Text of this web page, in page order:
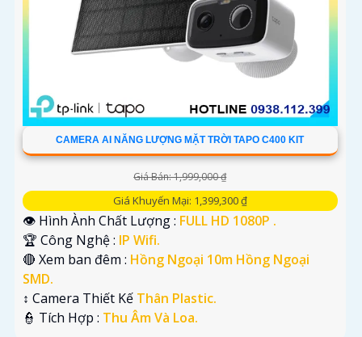
CAMERA AI NĂNG LƯỢNG MẶT TRỜI TAPO C400 KIT
Giá Bán: 1,999,000 ₫
Giá Khuyến Mại: 1,399,300 ₫
👁 Hình Ành Chất Lượng : FULL HD 1080P .
🏆 Công Nghệ : IP Wifi.
🔴 Xem ban đêm : Hồng Ngoại 10m Hồng Ngoại
SMD.
↕️ Camera Thiết Kế Thân Plastic.
️👮 Tích Hợp : Thu Âm Và Loa.